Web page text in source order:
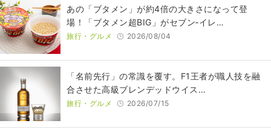
あの「ブタメン」が約4倍の大きさになって登
場！「ブタメン超BIG」がセブン‐イレ…
旅行・グルメ 2026/08/04
​​「名前先行」の常識を覆す。F1王者が職人技を融
合させた高級ブレンデッドウイス…
旅行・グルメ 2026/07/15